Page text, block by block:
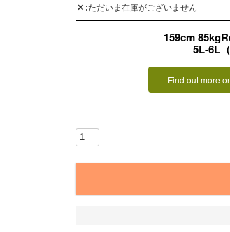
✕ ただいま在庫がございません
159cm
5L-6L
Find out more